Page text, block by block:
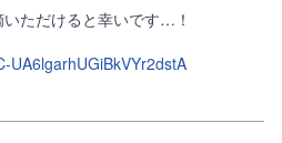
ただけると幸いです…！
UA6lgarhUGiBkVYr2dstA